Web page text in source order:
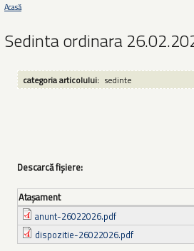
Eşti aici
Acasă
Sedinta ordinara
categoria articolului: sedinte
Descarcă fișiere:
Ataşament
anunt-26022026.pdf
dispozitie-26022026.pdf